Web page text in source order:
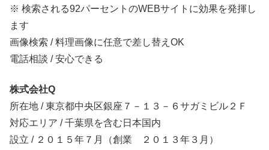
※ 検索される92パーセントのWEBサイトに効果を発揮し
ます
画像検索 / 料理画像に任意で差し替えOK
電話相談 / 安心できる
株式会社Q
所在地 / 東京都中央区銀座７－１３－６サガミビル２Ｆ
対応エリア / 千葉県を含む日本国内
設立 / ２０１５年７月（創業 ２０１３年３月）